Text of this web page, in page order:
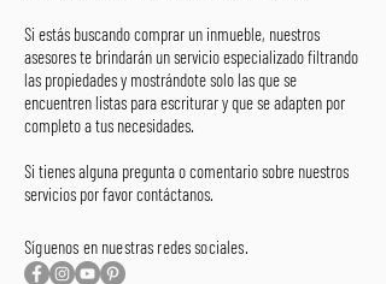
Si estás buscando comprar un inmueble, nuestros
asesores te brindarán un servicio especializado filtrando
las propiedades y mostrándote solo las que se
encuentren listas para escriturar y que se adapten por
completo a tus necesidades.
Si tienes alguna pregunta o comentario sobre nuestros
servicios por favor contáctanos.
Síguenos en nuestras redes sociales.